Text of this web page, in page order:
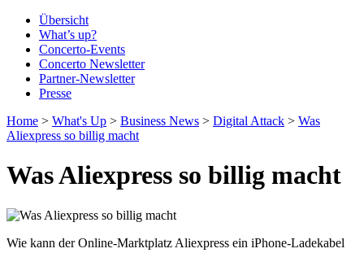
Übersicht
What’s up?
Concerto-Events
Concerto Newsletter
Partner-Newsletter
Presse
Home > What's Up > Business News > Digital Attack > Was
Aliexpress so billig macht
Was Aliexpress so billig macht
Wie kann der Online-Marktplatz Aliexpress ein iPhone-Ladekabel